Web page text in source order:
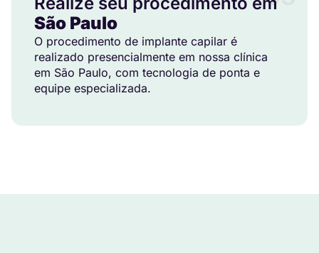
São Paulo
O procedimento de implante capilar é
realizado presencialmente em nossa clínica
em São Paulo, com tecnologia de ponta e
equipe especializada.